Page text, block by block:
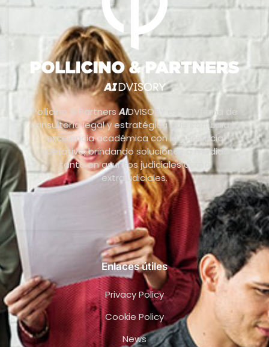
Pollicino & PartnersAIDVISORY es una firma de
consultoría legal y estratégica que combina la
excelencia académica con la eficiencia
operativa, brindando soluciones a medida
tanto en asuntos judiciales como
extrajudiciales.
Enlaces útiles
Privacy Policy
Cookie Policy
News